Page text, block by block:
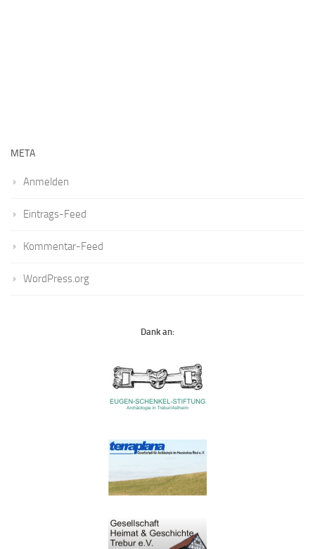
META
Anmelden
Eintrags-Feed
Kommentar-Feed
WordPress.org
Dank an: